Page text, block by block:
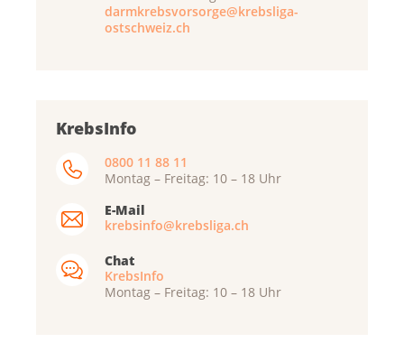
darmkrebsvorsorge@krebsliga-
ostschweiz.ch
KrebsInfo
0800 11 88 11
Montag – Freitag: 10 – 18 Uhr
E-Mail
krebsinfo@krebsliga.ch
Chat
KrebsInfo
Montag – Freitag: 10 – 18 Uhr